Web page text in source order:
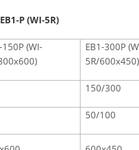
P (WI-5R)
(WI-
ЕВ1-300Р
5R/600х450)
150/300
50/100